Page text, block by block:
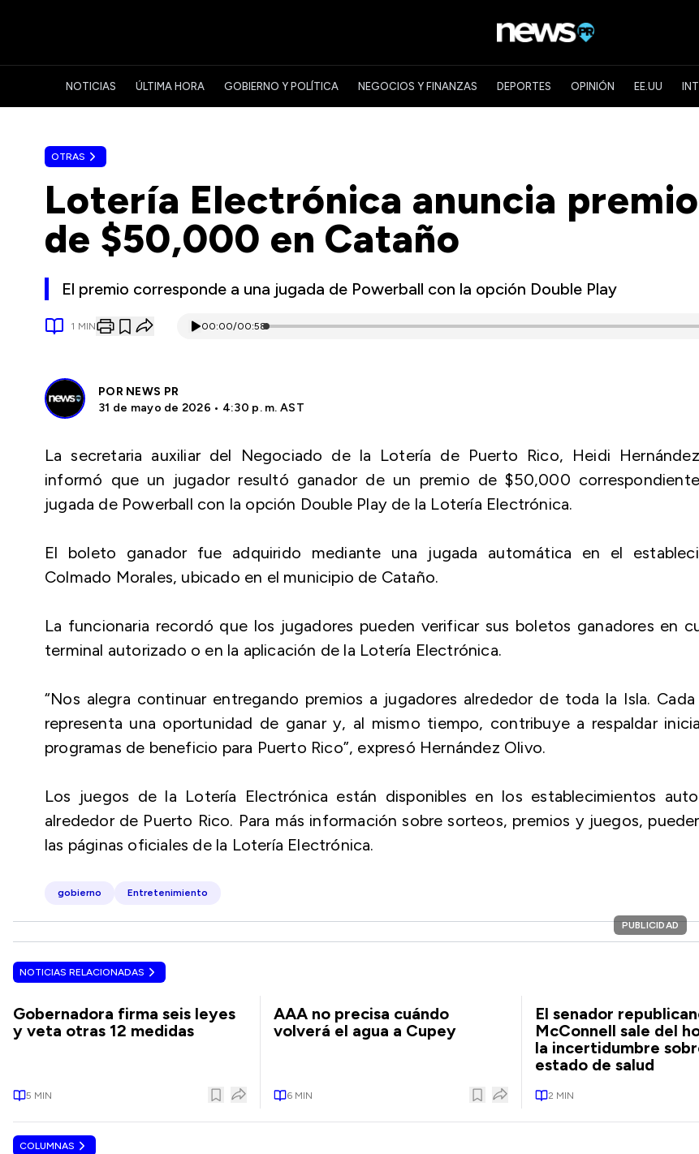
NOTICIAS ÚLTIMA HORA GOBIERNO Y POLÍTICA NEGOCIOS Y FINANZAS DEPORTES OPINIÓN EE.UU
OTRAS
Lotería Electrónica anuncia premio
de $50,000 en Cataño
El premio corresponde a una jugada de Powerball con la opción Double Play
1 MIN 00:00/00:58
POR NEWS PR
31 de mayo de 2026 • 4:30 p. m. AST
La secretaria auxiliar del Negociado de la Lotería de Puerto Rico, Heidi
informó que un jugador resultó ganador de un premio de $50,000
jugada de Powerball con la opción Double Play de la Lotería Electrónica.
El boleto ganador fue adquirido mediante una jugada automática en el
Colmado Morales, ubicado en el municipio de Cataño.
La funcionaria recordó que los jugadores pueden verificar sus boletos ganadores en
terminal autorizado o en la aplicación de la Lotería Electrónica.
“Nos alegra continuar entregando premios a jugadores alrededor de toda la Isla.
representa una oportunidad de ganar y, al mismo tiempo, contribuye a respaldar
programas de beneficio para Puerto Rico”, expresó Hernández Olivo.
Los juegos de la Lotería Electrónica están disponibles en los establecimientos
alrededor de Puerto Rico. Para más información sobre sorteos, premios y juegos,
las páginas oficiales de la Lotería Electrónica.
gobierno Entretenimiento
PUBLICIDAD
NOTICIAS RELACIONADAS
Gobernadora firma seis leyes
y veta otras 12 medidas
5 MIN
AAA no precisa cuándo
volverá el agua a Cupey
6 MIN
El senador
McConnell sale del
la incertidumbre
estado de salud
2 MIN
COLUMNAS